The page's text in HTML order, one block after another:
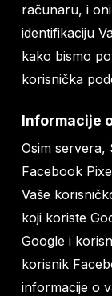
računaru, i
identifikaciju
kako bismo
korisnička
Informacije
Osim servera,
Facebook
Vaše
koji koriste
Google i
korisnik
informacije o